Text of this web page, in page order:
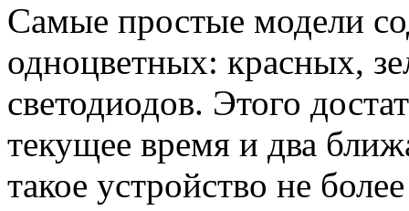
Самые простые модели
одноцветных: красных,
светодиодов. Этого
текущее время и два
такое устройство не